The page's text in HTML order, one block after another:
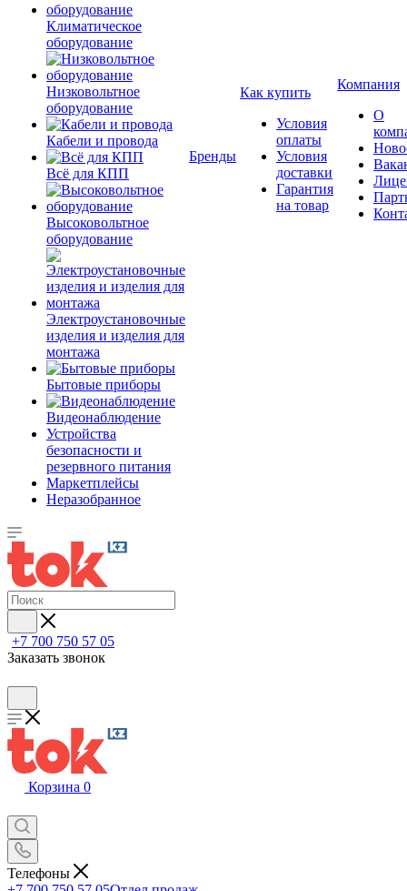
Климатическое
оборудование
Низковольтное
оборудование
Кабели и провода
Всё для КПП
Высоковольтное
оборудование
Электроустановочные
изделия и изделия для
монтажа
Бытовые приборы
Видеонаблюдение
Устройства
безопасности и
резервного питания
Маркетплейсы
Неразобранное
Бренды
Как купить
Условия
оплаты
Условия
доставки
Гарантия
на товар
Компания
О
+7 700 750 57 05
Заказать звонок
Корзина 0
Телефоны